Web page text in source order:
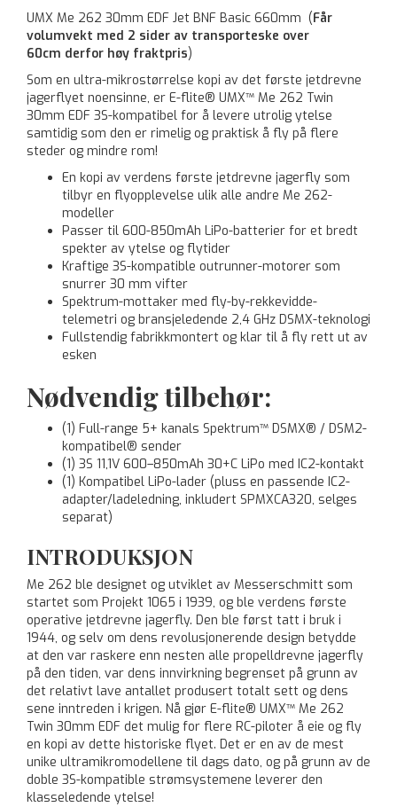
UMX Me 262 30mm EDF Jet BNF Basic 660mm (Får
volumvekt med 2 sider av transporteske over
60cm derfor høy fraktpris)
Som en ultra-mikrostørrelse kopi av det første jetdrevne
jagerflyet noensinne, er E-flite® UMX™ Me 262 Twin
30mm EDF 3S-kompatibel for å levere utrolig ytelse
samtidig som den er rimelig og praktisk å fly på flere
steder og mindre rom!
En kopi av verdens første jetdrevne jagerfly som
tilbyr en flyopplevelse ulik alle andre Me 262-
modeller
Passer til 600-850mAh LiPo-batterier for et bredt
spekter av ytelse og flytider
Kraftige 3S-kompatible outrunner-motorer som
snurrer 30 mm vifter
Spektrum-mottaker med fly-by-rekkevidde-
telemetri og bransjeledende 2,4 GHz DSMX-teknologi
Fullstendig fabrikkmontert og klar til å fly rett ut av
esken
Nødvendig tilbehør:
(1) Full-range 5+ kanals Spektrum™ DSMX® / DSM2-
kompatibel® sender
(1) 3S 11,1V 600–850mAh 30+C LiPo med IC2-kontakt
(1) Kompatibel LiPo-lader (pluss en passende IC2-
adapter/ladeledning, inkludert SPMXCA320, selges
separat)
INTRODUKSJON
Me 262 ble designet og utviklet av Messerschmitt som
startet som Projekt 1065 i 1939, og ble verdens første
operative jetdrevne jagerfly. Den ble først tatt i bruk i
1944, og selv om dens revolusjonerende design betydde
at den var raskere enn nesten alle propelldrevne jagerfly
på den tiden, var dens innvirkning begrenset på grunn av
det relativt lave antallet produsert totalt sett og dens
sene inntreden i krigen. Nå gjør E-flite® UMX™ Me 262
Twin 30mm EDF det mulig for flere RC-piloter å eie og fly
en kopi av dette historiske flyet. Det er en av de mest
unike ultramikromodellene til dags dato, og på grunn av de
doble 3S-kompatible strømsystemene leverer den
klasseledende ytelse!